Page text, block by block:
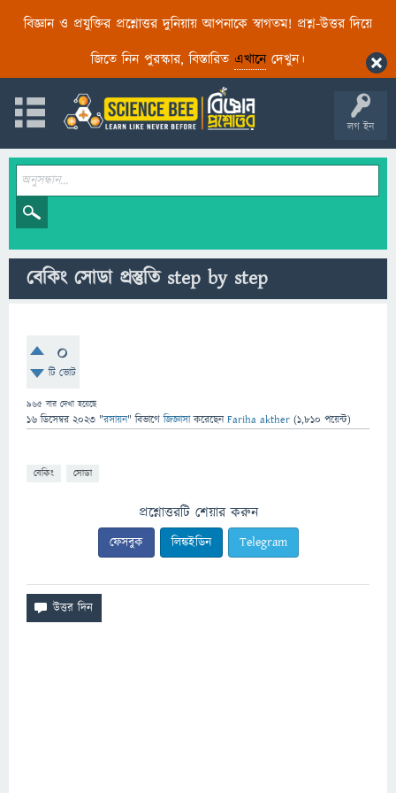
বিজ্ঞান ও প্রযুক্তির প্রশ্নোত্তর দুনিয়ায় আপনাকে স্বাগতম! প্রশ্ন-উত্তর দিয়ে
জিতে নিন পুরস্কার, বিস্তারিত এখানেদেখুন।
লগ ইন
বেকিং সোডা প্রস্তুতি step by step
0
টি ভোট
965 বার দেখা হয়েছে
16 ডিসেম্বর 2023 "রসায়ন" বিভাগে জিজ্ঞাসাকরেছেনFariha akther (1,810 পয়েন্ট)
বেকিং সোডা
প্রশ্নোত্তরটি শেয়ার করুন
ফেসবুক লিঙ্কইডিন Telegram